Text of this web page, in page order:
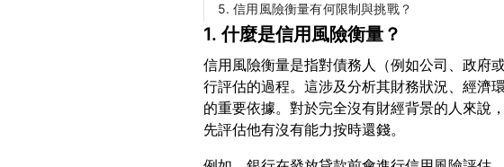
5. 信用風險衡量有何限制與挑戰？
1. 什麼是信用風險衡量？
信用風險衡量是指對債務人（例如公司、政府
行評估的過程。這涉及分析其財務狀況、經濟
的重要依據。對於完全沒有財經背景的人來說